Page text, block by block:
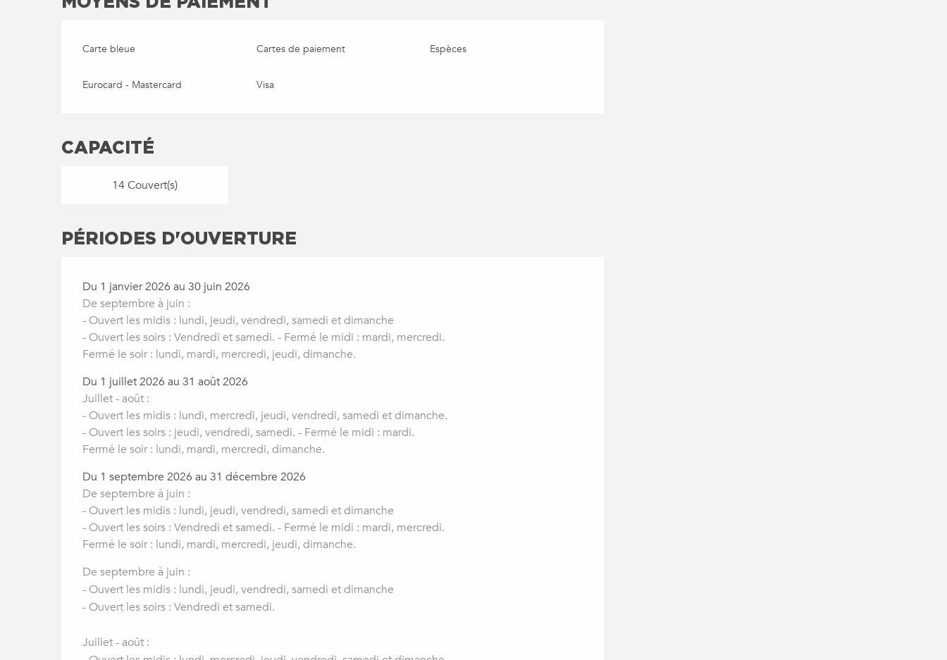
Carte bleue Cartes de paiement Espèces
Eurocard - Mastercard Visa
CAPACITÉ
14 Couvert(s)
PÉRIODES D'OUVERTURE
Du 1 janvier 2026 au 30 juin 2026
De septembre à juin :
- Ouvert les midis : lundi, jeudi, vendredi, samedi et dimanche
- Ouvert les soirs : Vendredi et samedi. - Fermé le midi : mardi, mercredi.
Fermé le soir : lundi, mardi, mercredi, jeudi, dimanche.
Du 1 juillet 2026 au 31 août 2026
Juillet - août :
- Ouvert les midis : lundi, mercredi, jeudi, vendredi, samedi et dimanche.
- Ouvert les soirs : jeudi, vendredi, samedi. - Fermé le midi : mardi.
Fermé le soir : lundi, mardi, mercredi, dimanche.
Du 1 septembre 2026 au 31 décembre 2026
De septembre à juin :
- Ouvert les midis : lundi, jeudi, vendredi, samedi et dimanche
- Ouvert les soirs : Vendredi et samedi. - Fermé le midi : mardi, mercredi.
Fermé le soir : lundi, mardi, mercredi, jeudi, dimanche.
De septembre à juin :
- Ouvert les midis : lundi, jeudi, vendredi, samedi et dimanche
- Ouvert les soirs : Vendredi et samedi.
Juillet - août :